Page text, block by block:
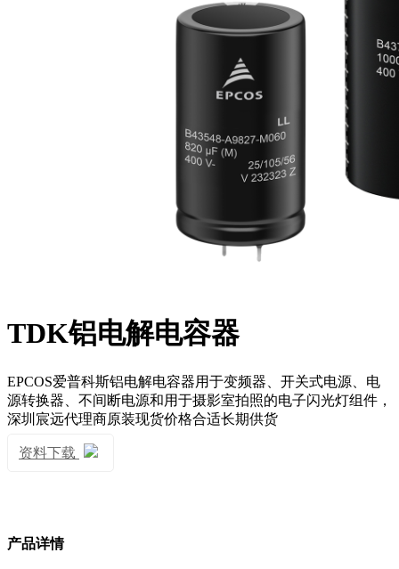
TDK铝电解电容器
EPCOS爱普科斯铝电解电容器用于变频器、开关式电源、电
源转换器、不间断电源和用于摄影室拍照的电子闪光灯组件，
深圳宸远代理商原装现货价格合适长期供货
资料下载
产品详情